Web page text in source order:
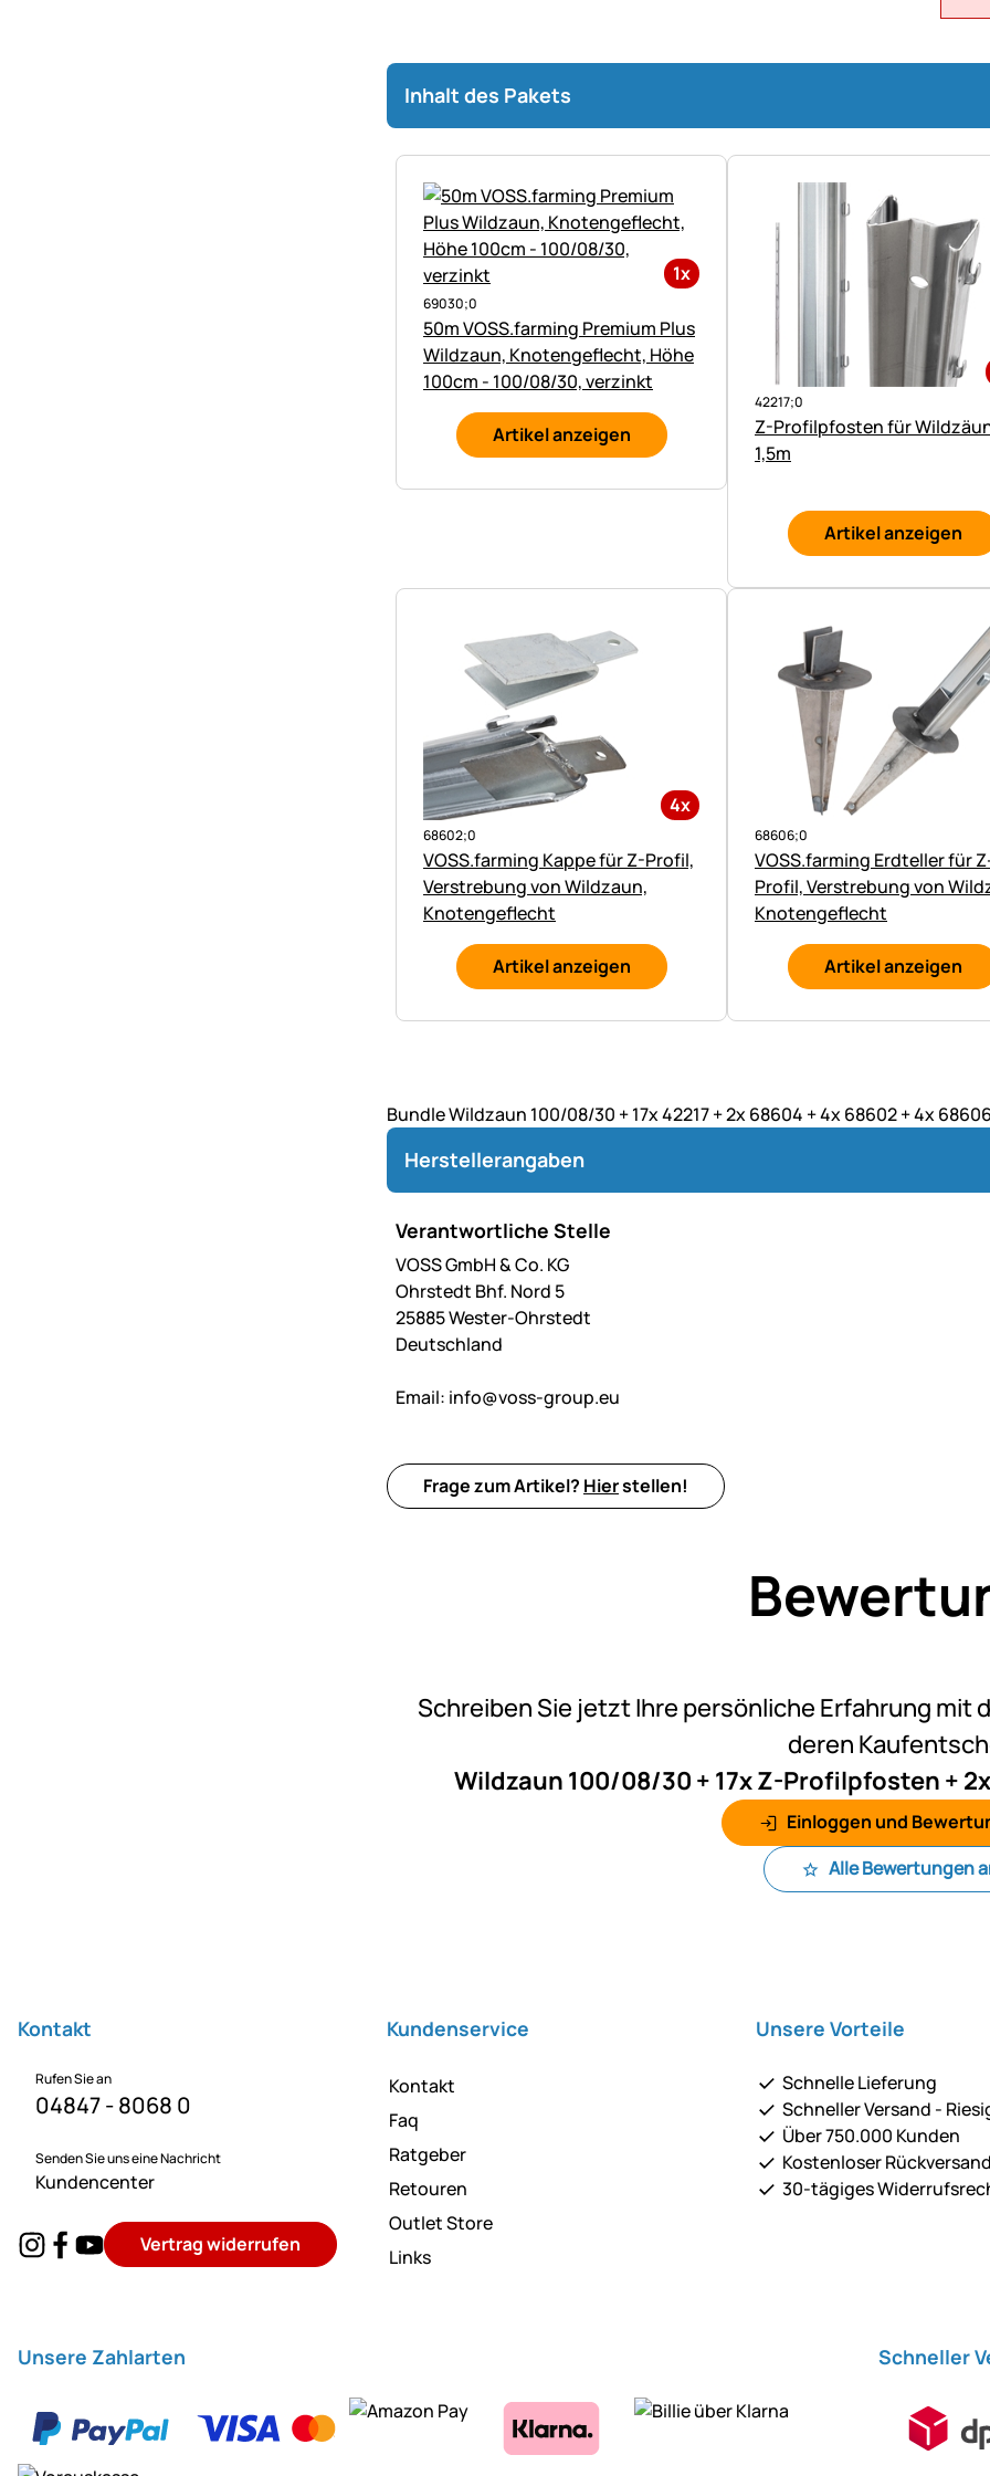
Inhalt des Pakets
1x
69030;0
50m VOSS.farming Premium Plus
Wildzaun, Knotengeflecht, Höhe
100cm - 100/08/30, verzinkt
Artikel anzeigen
42217;0
Z-Profilpfosten für
1,5m
Artikel anzeigen
4x
68602;0
VOSS.farming Kappe für Z-Profil,
Verstrebung von Wildzaun,
Knotengeflecht
Artikel anzeigen
68606;0
VOSS.farming Erdteller für
Profil, Verstrebung von
Knotengeflecht
Artikel anzeigen
Bundle Wildzaun 100/08/30 + 17x 42217 + 2x 68604 + 4x 68602 + 4x
Herstellerangaben
Verantwortliche Stelle
VOSS GmbH & Co. KG
Ohrstedt Bhf. Nord 5
25885 Wester-Ohrstedt
Deutschland
Email: info@voss-group.eu
Frage zum Artikel? Hierstellen!
Schreiben Sie jetzt Ihre persönliche Erfahrung mit
deren
Wildzaun 100/08/30 + 17x Z-Profilpfosten +
Einloggen und
Alle Bewertungen
Kontakt
Rufen Sie an
04847 - 8068 0
Senden Sie uns eine Nachricht
Kundencenter
Vertrag widerrufen
Kundenservice
Kontakt
Faq
Ratgeber
Retouren
Outlet Store
Links
Unsere Vorteile
Schnelle Lieferung
Schneller Versand -
Über 750.000 Kunden
Kostenloser
30-tägiges
Unsere Zahlarten Schneller